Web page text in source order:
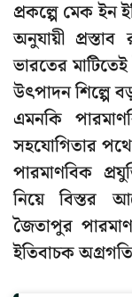
প্রকল্পে মেক ইন
অনুযায়ী
ভারতের
উৎপাদন শিল্পে
এমনকি
সহযোগিতার
পারমাণবিক
নিয়ে বিস্তর
জৈতাপুর
ইতিবাচক